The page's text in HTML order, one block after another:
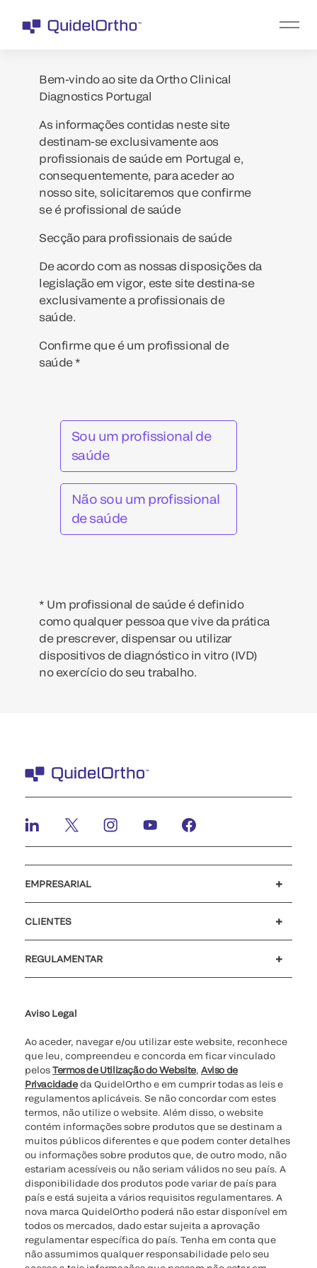
Bem-vindo ao site da Ortho Clinical
Diagnostics Portugal
As informações contidas neste site
destinam-se exclusivamente aos
profissionais de saúde em Portugal e,
consequentemente, para aceder ao
nosso site, solicitaremos que confirme
se é profissional de saúde
Secção para profissionais de saúde
De acordo com as nossas disposições da
legislação em vigor, este site destina-se
exclusivamente a profissionais de
saúde.
Confirme que é um profissional de
saúde *
Sou um profissional de
saúde
Não sou um profissional
de saúde
* Um profissional de saúde é definido
como qualquer pessoa que vive da prática
de prescrever, dispensar ou utilizar
dispositivos de diagnóstico in vitro (IVD)
no exercício do seu trabalho.
EMPRESARIAL
CLIENTES
REGULAMENTAR
Aviso Legal
Ao aceder, navegar e/ou utilizar este website, reconhece
que leu, compreendeu e concorda em ficar vinculado
pelosTermos de Utilização do Website, Aviso de
Privacidadeda QuidelOrtho e em cumprir todas as leis e
regulamentos aplicáveis. Se não concordar com estes
termos, não utilize o website. Além disso, o website
contém informações sobre produtos que se destinam a
muitos públicos diferentes e que podem conter detalhes
ou informações sobre produtos que, de outro modo, não
estariam acessíveis ou não seriam válidos no seu país. A
disponibilidade dos produtos pode variar de país para
país e está sujeita a vários requisitos regulamentares. A
nova marca QuidelOrtho poderá não estar disponível em
todos os mercados, dado estar sujeita a aprovação
regulamentar específica do país. Tenha em conta que
não assumimos qualquer responsabilidade pelo seu